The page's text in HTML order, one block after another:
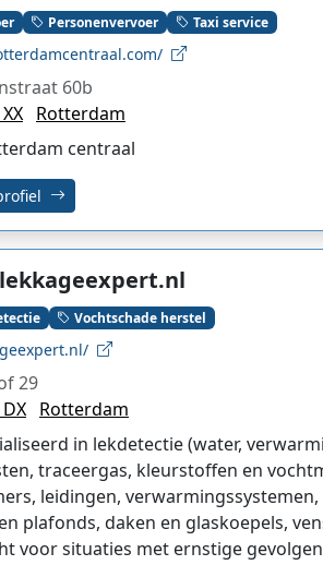
Personenvervoer Taxi service
60b
Rotterdam
centraal
Vochtschade herstel
29
Rotterdam
in lekdetectie (water,
traceergas, kleurstoffen en
leidingen,
plafonds, daken en glaskoepels,
voor situaties met ernstige